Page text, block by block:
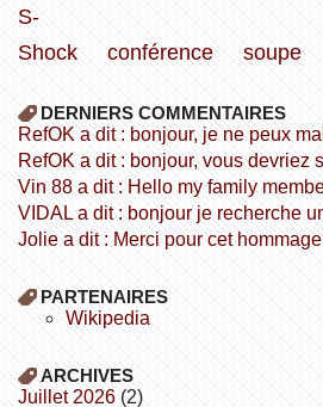
S-
Shock
conférence soupe
DERNIERS COMMENTAIRES
refOK a dit : bonjour, je ne peux
refOK a dit : bonjour, vous devriez
Vin 88 a dit : Hello my family
VIDAL a dit : bonjour je recherche
Jolie a dit : Merci pour cet
PARTENAIRES
wikipedia
ARCHIVES
juillet 2026(2)